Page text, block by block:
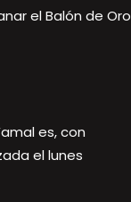
el Balón de Oro
es, con
el lunes